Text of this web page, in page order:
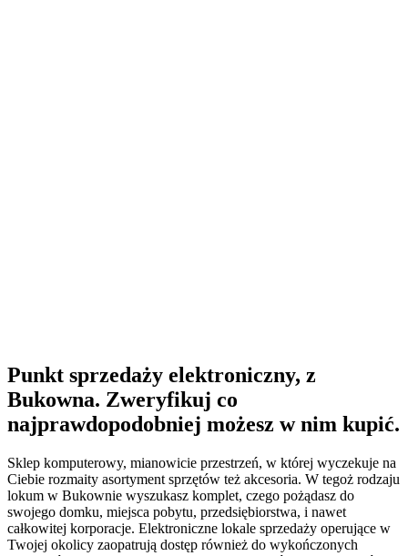
Punkt sprzedaży elektroniczny, z
Bukowna. Zweryfikuj co
najprawdopodobniej możesz w nim kupić.
Sklep komputerowy, mianowicie przestrzeń, w której wyczekuje na
Ciebie rozmaity asortyment sprzętów też akcesoria. W tegoż rodzaju
lokum w Bukownie wyszukasz komplet, czego pożądasz do
swojego domku, miejsca pobytu, przedsiębiorstwa, i nawet
całkowitej korporacje. Elektroniczne lokale sprzedaży operujące w
Twojej okolicy zaopatrują dostęp również do wykończonych